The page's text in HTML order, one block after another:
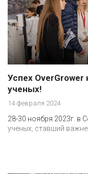
Успех
ученых!
14 февраля 2024
28-30 ноября 2023г. в
ученых, ставший